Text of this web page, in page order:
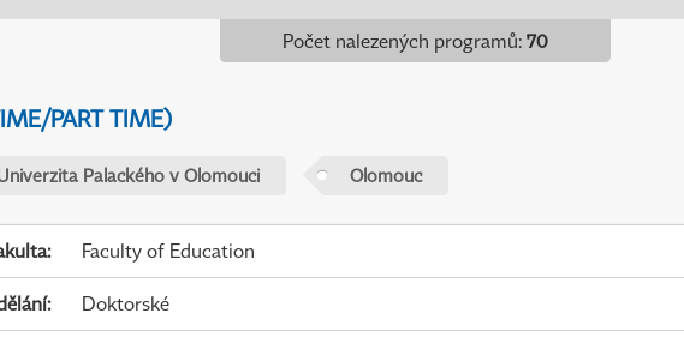
Počet nalezených programů: 70
PART TIME)
Palackého v Olomouci Olomouc
: Faculty of Education
: Doktorské